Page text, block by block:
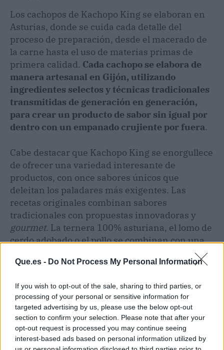
Que.es - Do Not Process My Personal Information
If you wish to opt-out of the sale, sharing to third parties, or
processing of your personal or sensitive information for
targeted advertising by us, please use the below opt-out
section to confirm your selection. Please note that after your
opt-out request is processed you may continue seeing
interest-based ads based on personal information utilized by
Los cachopos de Kachopo King se elaboran en
Asturias, donde se cuida cada detalle del
proceso de preparación, desde el macerado de
la carne hasta el uso de materias primas de
primera calidad. Cada cachopo se elabora de
manera artesanal en Gijón, utilizando
ingredientes selectos y técnicas tradicionales
transmitidas de generación en generación,
para crear un producto de sabor sin igual por
dentro con un empanado crujiente por fuera.
Cabe destacar que Kachopo King se enorgullece
de ofrecer una variedad interesante de
productos, con once sabores únicos que
deleitan los paladares más exigentes. Las
recetas originales combinan sabores
tradicionales con propuestas innovadoras y
gourmet. La ternera 100% asturiana, el lomo de
cerdo adobado o el pollo se combinan con una
goudao el manchego, incorporando sabores
de pato, los pimientos de piquillo o el boletus.
Estos platos de kachopo barcelona permiten a
los restaurantes sobresalir entre la
competencia gracias a Kachopo King y deleitar